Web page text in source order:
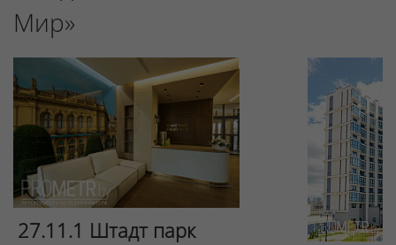
Мир»
27.11.1 Штадт парк